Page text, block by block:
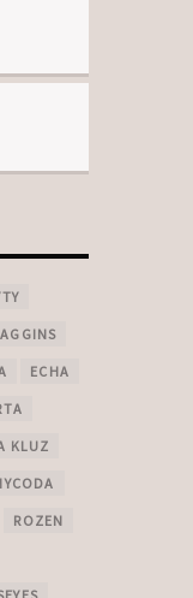
ECHA
KLUZ
ROZEN